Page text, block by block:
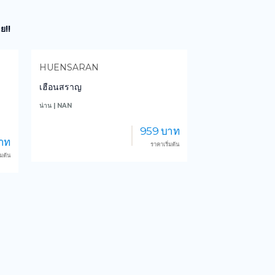
!!
ต้น
PAE PATHOMPORN
แพปฐมพร กาญจนบุรี
กาญจนบุรี | KANCHANABURI
1,000 บาท
ราคาเริ่มต้น